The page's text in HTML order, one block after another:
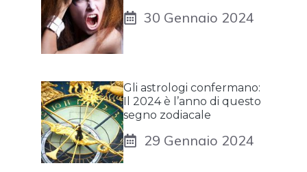
30 Gennaio 2024
Gli astrologi confermano:
Il 2024 è l’anno di questo
segno zodiacale
29 Gennaio 2024